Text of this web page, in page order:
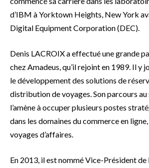
d’IBM à Yorktown Heights, New York
Digital Equipment Corporation (DEC).
Denis LACROIX a effectué une grande
chez Amadeus, qu’il rejoint en 1989. Il y
le développement des solutions de
distribution de voyages. Son parcours au
l’amène à occuper plusieurs postes
dans les domaines du commerce en
voyages d’affaires.
En 2013, il est nommé Vice-Président